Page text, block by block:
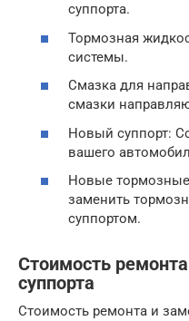
суппорта.
Тормозная
системы.
Смазка для
смазки
Новый суппорт:
вашего
Новые тормозные
заменить
суппортом.
Стоимость
суппорта
Стоимость ремонта и